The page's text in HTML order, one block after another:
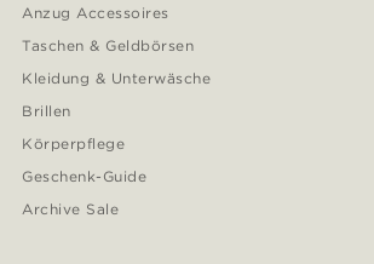
Anzug Accessoires
Taschen & Geldbörsen
Kleidung & Unterwäsche
Brillen
Körperpflege
Geschenk-Guide
Archive Sale